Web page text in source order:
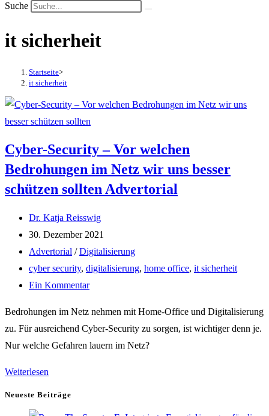
Suche
it sicherheit
Startseite>
it sicherheit
Cyber-Security – Vor welchen
Bedrohungen im Netz wir uns besser
schützen solltenAdvertorial
Beitrags-
Autor:
Dr. Katja Reisswig
Beitrag
veröffentlicht:
30. Dezember 2021
Beitrags-
Kategorie:
Advertorial / Digitalisierung
Post
tag:
cyber security, digitalisierung, home office, it sicherheit
Beitrags-
Ein Kommentar
Bedrohungen im Netz nehmen mit Home-Office und Digitalisierung
zu. Für ausreichend Cyber-Security zu sorgen, ist wichtiger denn je.
Nur welche Gefahren lauern im Netz?
Weiterlesen
Neueste Beiträge